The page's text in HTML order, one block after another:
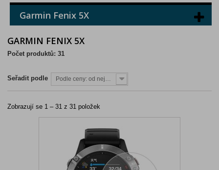
Garmin Fenix 5X
GARMIN FENIX 5X
Počet produktů: 31
Seřadit podle Podle ceny: od nejnižší
Zobrazují se 1 – 31 z 31 položek